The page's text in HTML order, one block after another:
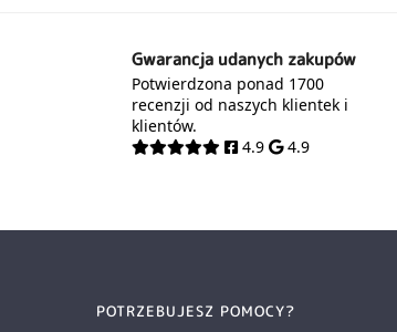
Gwarancja udanych zakupów
Potwierdzona ponad 1700
recenzji od naszych klientek i
klientów.
4.9
4.9
POTRZEBUJESZ POMOCY?